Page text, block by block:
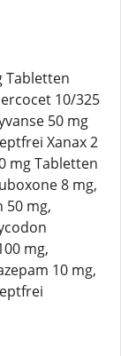
Tabletten
10/325
50 mg
Xanax 2
mg Tabletten
8 mg,
50 mg,
mg,
10 mg,